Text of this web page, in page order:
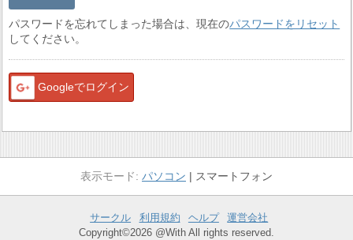
パスワードを忘れてしまった場合は、現在のパスワードをリセット
してください。
Googleでログイン
パソコン スマートフォン
サークル 利用規約 ヘルプ
運営会社
Copyright©2026 @With All rights reserved.